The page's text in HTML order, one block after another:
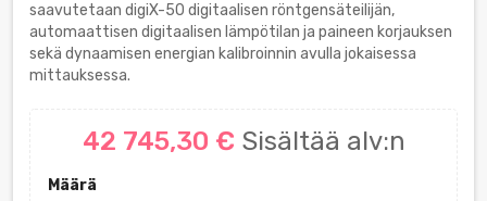
saavutetaan digiX-50 digitaalisen röntgensäteilijän,
automaattisen digitaalisen lämpötilan ja paineen korjauksen
sekä dynaamisen energian kalibroinnin avulla jokaisessa
mittauksessa.
42 745,30 € Sisältää alv:n
Määrä